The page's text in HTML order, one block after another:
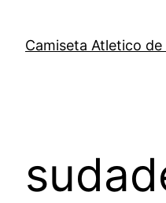
contenido
Camiseta Atletico